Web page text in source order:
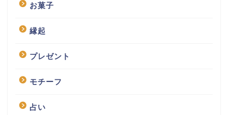
お菓子
縁起
プレゼント
モチーフ
占い